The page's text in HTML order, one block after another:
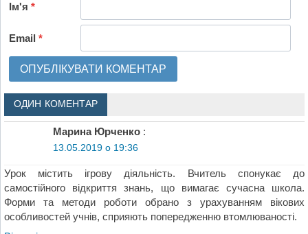
Ім'я*
Email*
ОДИН КОМЕНТАР
Марина Юрченко :
13.05.2019 о 19:36
Урок містить ігрову діяльність. Вчитель спонукає до
самостійного відкриття знань, що вимагає сучасна школа.
Форми та методи роботи обрано з урахуванням вікових
особливостей учнів, сприяють попередженню втомлюваності.